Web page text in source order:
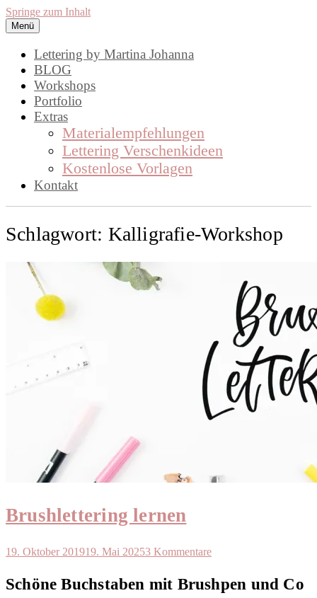
Springe zum Inhalt
Handlettering by Martina Johanna.
Workshops, Inspirationen und DIY,
rund um das Thema Lettering
Menü
Lettering by Martina Johanna
BLOG
Workshops
Portfolio
Extras
Materialempfehlungen
Lettering Verschenkideen
Kostenlose Vorlagen
Kontakt
Schlagwort: Kalligrafie-Workshop
Brushlettering lernen
19. Oktober 201919. Mai 20253 Kommentare
Schöne Buchstaben mit Brushpen und Co